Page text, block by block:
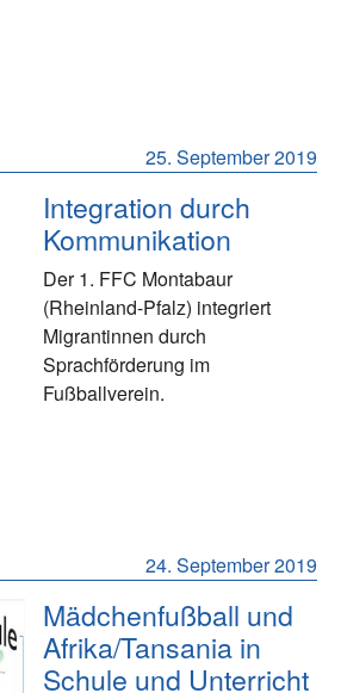
25. September 2019
Integration durch
Kommunikation
Der 1. FFC Montabaur
(Rheinland-Pfalz) integriert
Migrantinnen durch
Sprachförderung im
Fußballverein.
24. September 2019
Mädchenfußball und
Afrika/Tansania in
Schule und Unterricht